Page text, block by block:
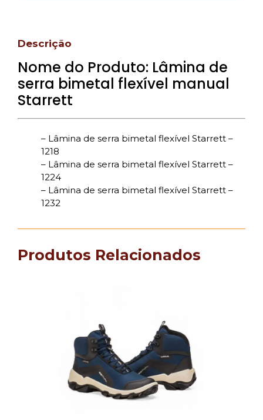
Descrição
Nome do Produto: Lâmina de
serra bimetal flexível manual
Starrett
– Lâmina de serra bimetal flexível Starrett –
1218
– Lâmina de serra bimetal flexível Starrett –
1224
– Lâmina de serra bimetal flexível Starrett –
1232
Produtos Relacionados